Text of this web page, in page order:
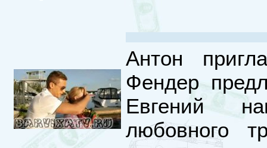
Антон
Фендер
Евгений
любовного